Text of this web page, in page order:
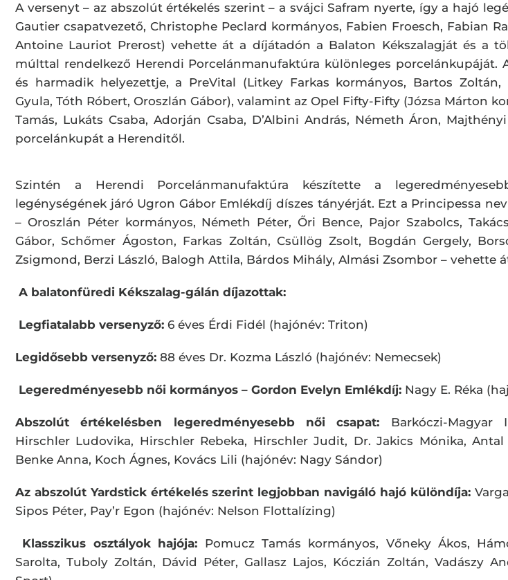
A versenyt – az abszolút értékelés szerint – a svájci Safram nyerte, így a hajó
Gautier csapatvezető, Christophe Peclard kormányos, Fabien Froesch, Fabian
Antoine Lauriot Prerost) vehette át a díjátadón a Balaton Kékszalagját és a
múlttal rendelkező Herendi Porcelánmanufaktúra különleges porcelánkupáját.
és harmadik helyezettje, a PreVital (Litkey Farkas kormányos, Bartos Zoltán,
Gyula, Tóth Róbert, Oroszlán Gábor), valamint az Opel Fifty-Fifty (Józsa Márton
Tamás, Lukáts Csaba, Adorján Csaba, D’Albini András, Németh Áron,
porcelánkupát a Herenditől.
Szintén a Herendi Porcelánmanufaktúra készítette a
legénységének járó Ugron Gábor Emlékdíj díszes tányérját. Ezt a Principessa
– Oroszlán Péter kormányos, Németh Péter, Őri Bence, Pajor Szabolcs,
Gábor, Schőmer Ágoston, Farkas Zoltán, Csüllög Zsolt, Bogdán Gergely,
Zsigmond, Berzi László, Balogh Attila, Bárdos Mihály, Almási Zsombor – vehette
A balatonfüredi Kékszalag-gálán díjazottak:
Legfiatalabb versenyző: 6 éves Érdi Fidél (hajónév: Triton)
Legidősebb versenyző: 88 éves Dr. Kozma László (hajónév: Nemecsek)
Legeredményesebb női kormányos – Gordon Evelyn Emlékdíj: Nagy E. Réka
Abszolút értékelésben legeredményesebb női csapat: Barkóczi-Magyar
Hirschler Ludovika, Hirschler Rebeka, Hirschler Judit, Dr. Jakics Mónika, Antal
Benke Anna, Koch Ágnes, Kovács Lili (hajónév: Nagy Sándor)
Az abszolút Yardstick értékelés szerint legjobban navigáló hajó különdíja:
Sipos Péter, Pay’r Egon (hajónév: Nelson Flottalízing)
Klasszikus osztályok hajója: Pomucz Tamás kormányos, Vőneky Ákos,
Sarolta, Tuboly Zoltán, Dávid Péter, Gallasz Lajos, Kóczián Zoltán, Vadászy